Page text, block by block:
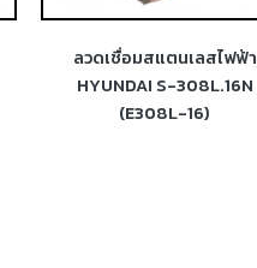
ลวดเชื่อมสแตนเลสไฟฟ้า
HYUNDAI S-308L.16N
(E308L-16)